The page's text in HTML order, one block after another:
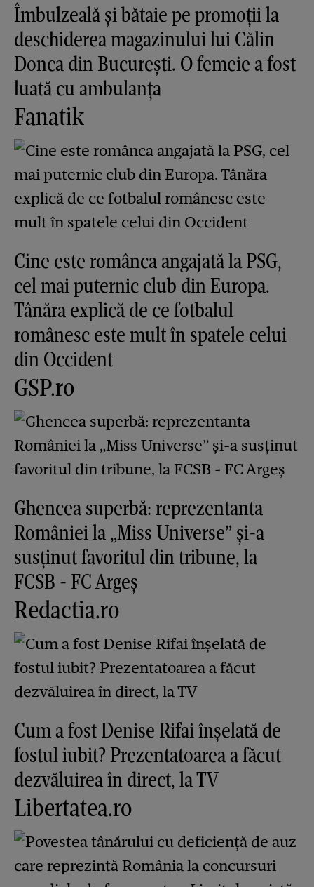
Îmbulzeală și bătaie pe promoții la
deschiderea magazinului lui Călin
Donca din București. O femeie a fost
luată cu ambulanța
Fanatik
Cine este românca angajată la PSG,
cel mai puternic club din Europa.
Tânăra explică de ce fotbalul
românesc este mult în spatele celui
din Occident
GSP.ro
Ghencea superbă: reprezentanta
României la „Miss Universe” și-a
susținut favoritul din tribune, la
FCSB - FC Argeș
Redactia.ro
Cum a fost Denise Rifai înșelată de
fostul iubit? Prezentatoarea a făcut
dezvăluirea în direct, la TV
Libertatea.ro